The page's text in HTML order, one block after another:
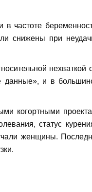
частоте
снижены при
нехваткой
данные», и в
когортными
статус
женщины.